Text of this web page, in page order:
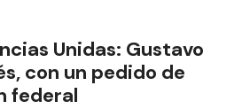
Unidas: Gustavo
con un pedido de
federal